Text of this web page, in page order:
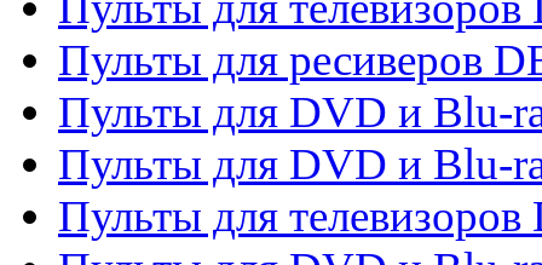
Пульты для ресиверов
Пульты для DVD и Blu-
Пульты для DVD и Blu-
Пульты для